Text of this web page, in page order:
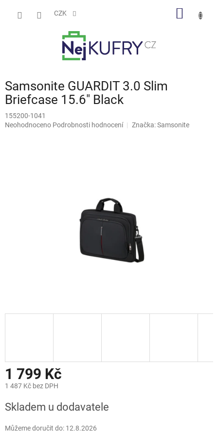
CZK
Samsonite GUARDIT 3.0 Slim
Briefcase 15.6" Black
155200-1041
Průměrné
Neohodnoceno Podrobnosti hodnocení Značka:Samsonite
1 799 Kč
1 487 Kč bez DPH
cena:
Skladem u dodavatele
Můžeme doručit do: 12.8.2026